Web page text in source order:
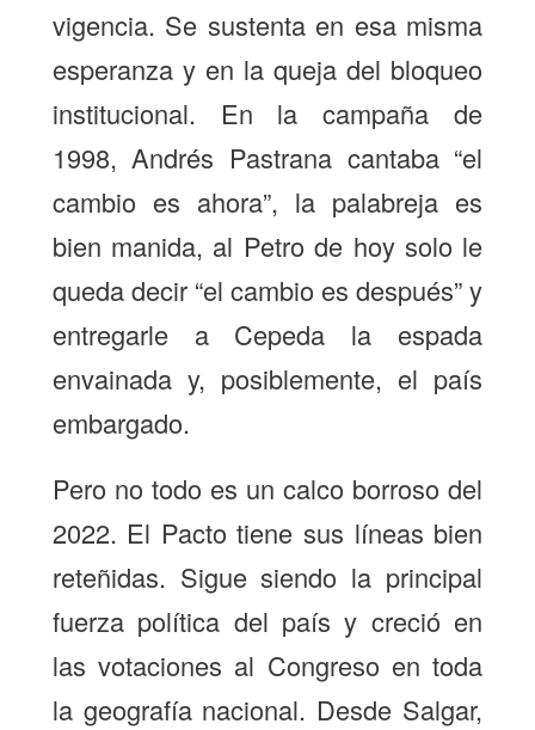
vigencia. Se sustenta en esa misma
esperanza y en la queja del bloqueo
institucional. En la campaña de
1998, Andrés Pastrana cantaba “el
cambio es ahora”, la palabreja es
bien manida, al Petro de hoy solo le
queda decir “el cambio es después” y
entregarle a Cepeda la espada
envainada y, posiblemente, el país
embargado.
Pero no todo es un calco borroso del
2022. El Pacto tiene sus líneas bien
reteñidas. Sigue siendo la principal
fuerza política del país y creció en
las votaciones al Congreso en toda
la geografía nacional. Desde Salgar,